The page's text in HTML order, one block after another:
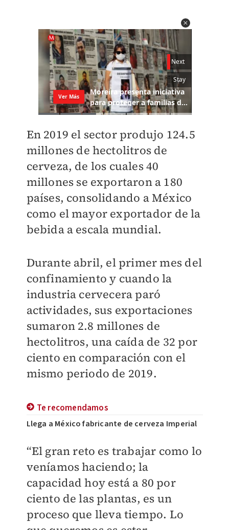
En 2019 el sector produjo 124.5
millones de hectolitros de
cerveza, de los cuales 40
millones se exportaron a 180
países, consolidando a México
como el mayor exportador de la
bebida a escala mundial.
Durante abril, el primer mes del
confinamiento y cuando la
industria cervecera paró
actividades, sus exportaciones
sumaron 2.8 millones de
hectolitros, una caída de 32 por
ciento en comparación con el
mismo periodo de 2019.
Te recomendamos
Llega a México fabricante de cerveza Imperial
“El gran reto es trabajar como lo
veníamos haciendo; la
capacidad hoy está a 80 por
ciento de las plantas, es un
proceso que lleva tiempo. Lo